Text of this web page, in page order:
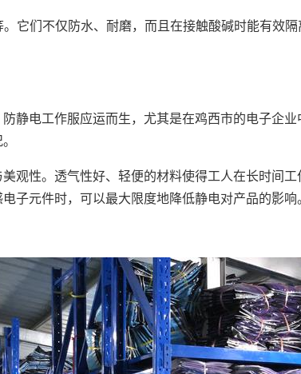
它们不仅防水、耐磨，而且在接触酸碱时能有效
静电工作服应运而生，尤其是在鸡西市的电子企
观性。透气性好、轻便的材料使得工人在长时间
子元件时，可以最大限度地降低静电对产品的影响。